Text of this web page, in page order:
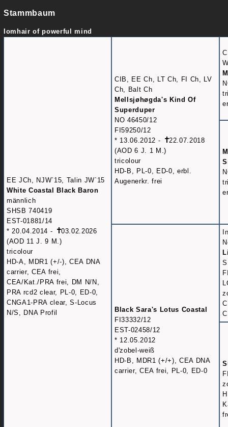
Stammbaum
Iomhair of powerful mind
EE JCh, NJW`15, Talin JW`15
White Coastal Black Baron
männlich
SHSB 740419
EST-01881/14
* 20.04.2014 -
03.02.2026
(AOD 11 J. 9 M.)
tricolour
HD-A, MDR1 (+/-), CEA DNA
carrier, CEA frei,
CEA/Kat./PRA frei, DM N/N,
PRA rcd2 clear, PL-0, ED-0,
CNGA1-PRA clear, S-Locus
N/S, DNA Profil
CIB, EE Ch, LT Ch, FI Ch, LV
Ch, Balt Ch
Mellsjøhøgda's Kind Of
Superduper
NO 46450/12
FI59250/12
* 13.06.2012 -
22.07.2018
(AOD 6 J. 1 M.)
tricolour
HD-B, PL-0, ED-0, erbl.
Augenerkr. frei
Black Sara's Lotus Coastal
FI33332/12
EST-02458/12
* 12.05.2012
d'zobel-weiß
HD-B, MDR1 (+/+), CEA DNA
carrier, CEA frei, PL-0, ED-0